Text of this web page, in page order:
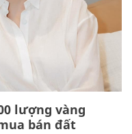
lượng vàng
bán đất